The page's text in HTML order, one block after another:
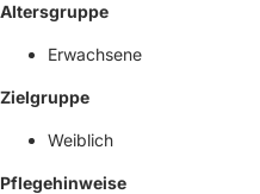
Altersgruppe
Erwachsene
Zielgruppe
Weiblich
Pflegehinweise